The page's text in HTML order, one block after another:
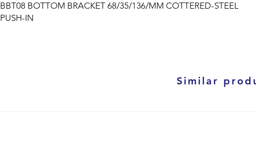
BBT08 BOTTOM BRACKET 68/35/136/MM COTTERED-STEEL
PUSH-IN
Similar